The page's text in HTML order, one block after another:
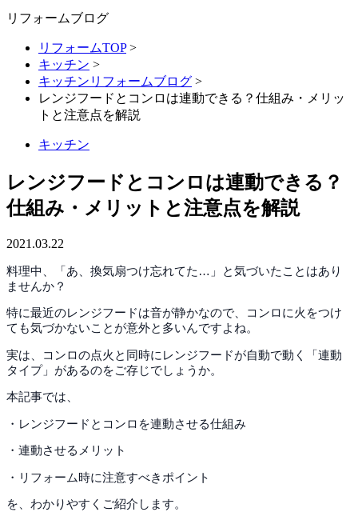
リフォームブログ
リフォームTOP>
キッチン >
キッチンリフォームブログ >
レンジフードとコンロは連動できる？仕組み・メリッ
トと注意点を解説
キッチン
レンジフードとコンロは連動できる？
仕組み・メリットと注意点を解説
2021.03.22
料理中、「あ、換気扇つけ忘れてた…」と気づいたことはあり
ませんか？
特に最近のレンジフードは音が静かなので、コンロに火をつけ
ても気づかないことが意外と多いんですよね。
実は、コンロの点火と同時にレンジフードが自動で動く「連動
タイプ」があるのをご存じでしょうか。
本記事では、
・レンジフードとコンロを連動させる仕組み
・連動させるメリット
・リフォーム時に注意すべきポイント
を、わかりやすくご紹介します。